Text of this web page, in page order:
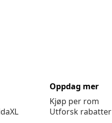
Oppdag mer
Kjøp per rom
Utforsk rabatter